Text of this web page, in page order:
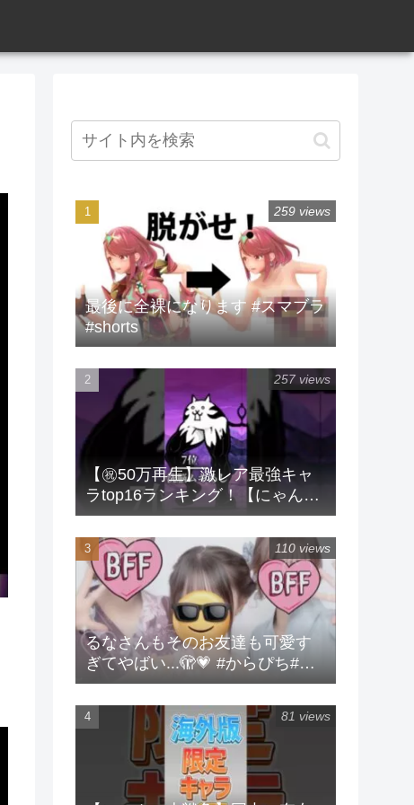
最後に全裸になります #スマブラ
#shorts
259 views
【㊗️50万再生】激レア最強キャ
ラtop16ランキング！【にゃんこ
大戦争】 #にゃんこ大戦争 #ラン
キング #shorts #激レア
257 views
るなさんもそのお友達も可愛す
ぎてやばい...🫣💗 #からぴち#る
な#実写
110 views
81 views